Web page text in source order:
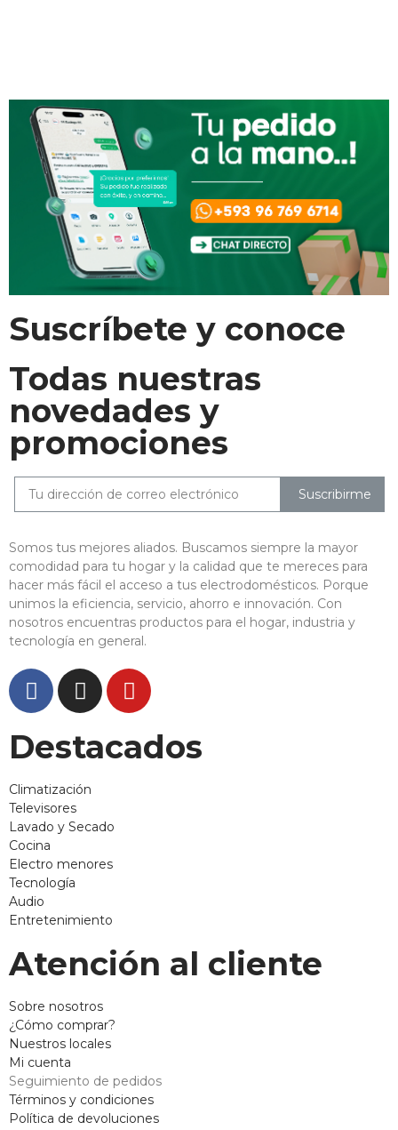
Suscríbete y conoce
Todas nuestras
novedades y
promociones
Suscribirme
Somos tus mejores aliados. Buscamos siempre la mayor
comodidad para tu hogar y la calidad que te mereces para
hacer más fácil el acceso a tus electrodomésticos. Porque
unimos la eficiencia, servicio, ahorro e innovación. Con
nosotros encuentras productos para el hogar, industria y
tecnología en general.
Destacados
Climatización
Televisores
Lavado y Secado
Cocina
Electro menores
Tecnología
Audio
Entretenimiento
Atención al cliente
Sobre nosotros
¿Cómo comprar?
Nuestros locales
Mi cuenta
Seguimiento de pedidos
Términos y condiciones
Política de devoluciones